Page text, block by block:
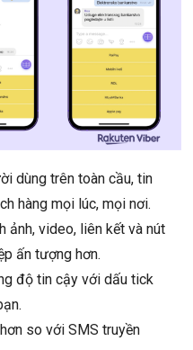
dùng trên toàn cầu, tin
hàng mọi lúc, mọi nơi.
ảnh, video, liên kết và nút
ấn tượng hơn.
độ tin cậy với dấu tick
so với SMS truyền